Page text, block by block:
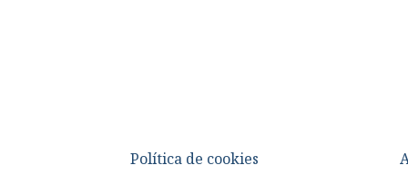
Política de cookies